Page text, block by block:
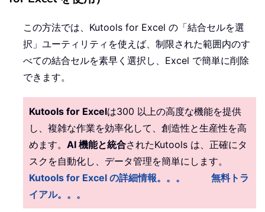
この方法では、Kutools for Excel の「結合セルを選
択」ユーティリティを使えば、制限された範囲内のす
べての結合セルを素早く選択し、Excel で簡単に削除
できます。
Kutools for Excelは300 以上の高度な機能を提供
し、複雑な作業を効率化して、創造性と生産性を高
めます。 AI 機能と統合されたKutools は、正確にタ
スクを自動化し、データ管理を簡単にします。
Kutools for Excel の詳細情報。。。
無料トラ
イアル。。。